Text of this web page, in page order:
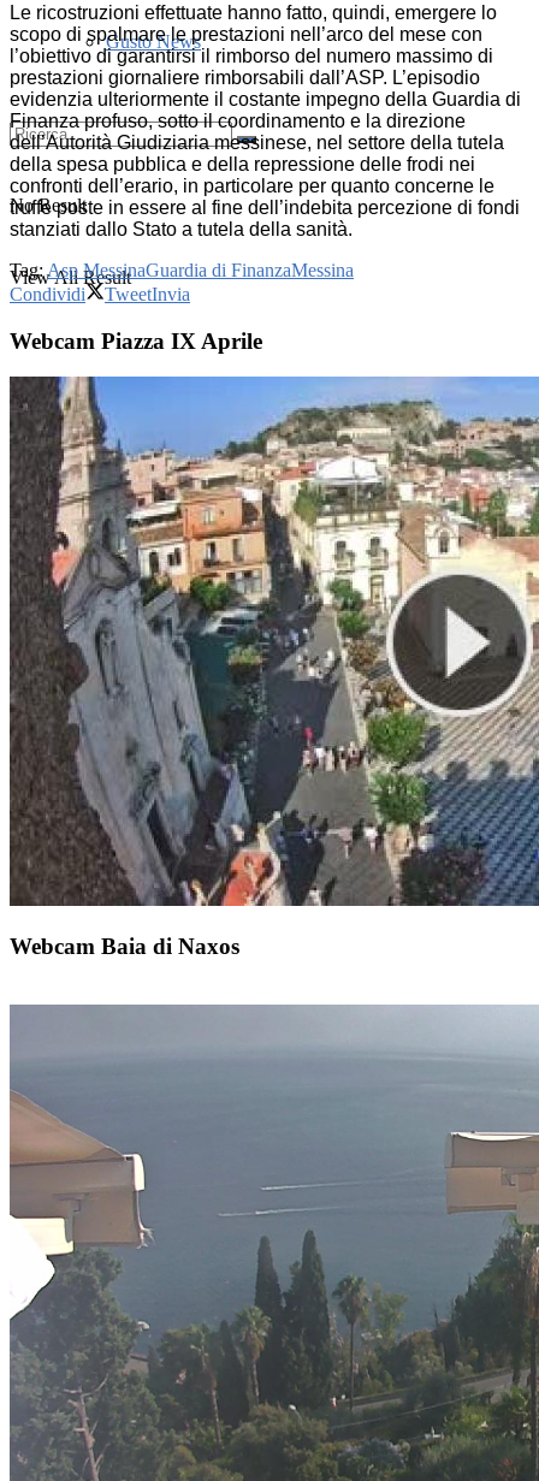
Gusto News
No Result
View All Result
Le ricostruzioni effettuate hanno fatto, quindi, emergere lo
scopo di spalmare le prestazioni nell’arco del mese con
l’obiettivo di garantirsi il rimborso del numero massimo di
prestazioni giornaliere rimborsabili dall’ASP. L’episodio
evidenzia ulteriormente il costante impegno della Guardia di
Finanza profuso, sotto il coordinamento e la direzione
dell’Autorità Giudiziaria messinese, nel settore della tutela
della spesa pubblica e della repressione delle frodi nei
confronti dell’erario, in particolare per quanto concerne le
truffe poste in essere al fine dell’indebita percezione di fondi
stanziati dallo Stato a tutela della sanità.
Tag: Asp MessinaGuardia di FinanzaMessina
Condividi
TweetInvia
Webcam Piazza IX Aprile
Webcam Baia di Naxos